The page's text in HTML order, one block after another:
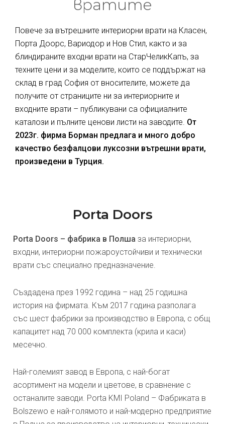
вратите
Повече за вътрешните интериорни врати на Класен,
Порта Доорс, Вариодор и Нов Стил, както и за
блиндираните входни врати на СтарЧеликКапъ, за
техните цени и за моделите, които се поддържат на
склад в град София от вносителите, можете да
получите от страниците ни за интериорните и
входните врати – публикувани са официалните
каталози и пълните ценови листи на заводите. От
2023г. фирма Борман предлага и много добро
качество безфалцови луксозни вътрешни врати,
произведени в Турция.
Porta Doors
Porta Doors – фабрика в Полша за интериорни,
входни, интериорни пожароустойчиви и технически
врати със специално предназначение.
Създадена през 1992 година – над 25 годишна
история на фирмата. Към 2017 година разполага
със шест фабрики за производство в Европа, с общ
капацитет над 70 000 комплекта (крила и каси)
месечно.
Най-големият завод в Европа, с най-богат
асортимент на модели и цветове, в сравнение с
останалите заводи. Porta KMI Poland – Фабриката в
Bolszewo е най-голямото и най-модерно предприятие